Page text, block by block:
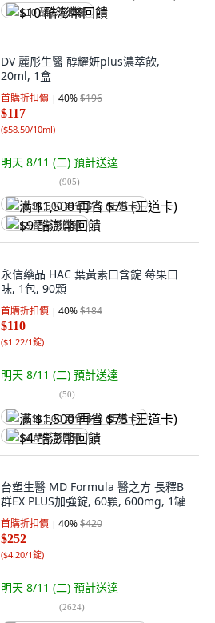
$10 酷澎幣回饋
DV 麗彤生醫 醇耀妍plus濃萃飲,
20ml, 1盒
首購折扣價 40%$196
$117
($58.50/10ml)
明天 8/11 (二) 預計送達
(905)
满 $1,500 再省 $75 (王道卡)
$9 酷澎幣回饋
永信藥品 HAC 葉黃素口含錠 莓果口
味, 1包, 90顆
首購折扣價 40%$184
$110
($1.22/1錠)
明天 8/11 (二) 預計送達
(50)
满 $1,500 再省 $75 (王道卡)
$4 酷澎幣回饋
台塑生醫 MD Formula 醫之方 長釋B
群EX PLUS加強錠, 60顆, 600mg, 1罐
首購折扣價 40%$420
$252
($4.20/1錠)
明天 8/11 (二) 預計送達
(2624)